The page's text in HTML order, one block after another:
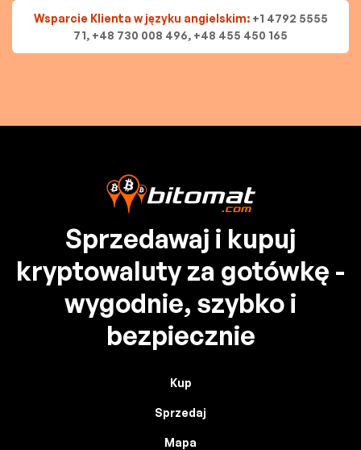
Wsparcie Klienta w języku angielskim: +1 4792 5555
71, +48 730 008 496, +48 455 450 165
Sprzedawaj i kupuj
kryptowaluty za gotówkę -
wygodnie, szybko i
bezpiecznie
Kup
Sprzedaj
Mapa